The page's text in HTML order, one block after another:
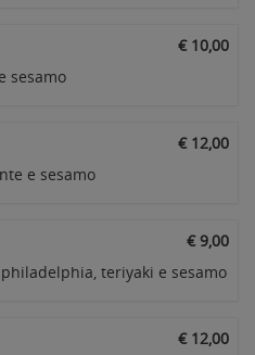
€ 10,00
sesamo
€ 12,00
e sesamo
€ 9,00
teriyaki e sesamo
€ 12,00